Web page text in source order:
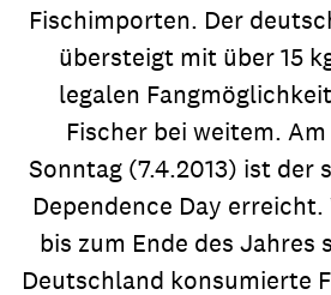
Fischimporten. Der
übersteigt mit über 15
legalen
Fischer bei weitem.
Sonntag (7.4.2013) ist der
Dependence Day erreicht.
bis zum Ende des Jahres
Deutschland konsumierte